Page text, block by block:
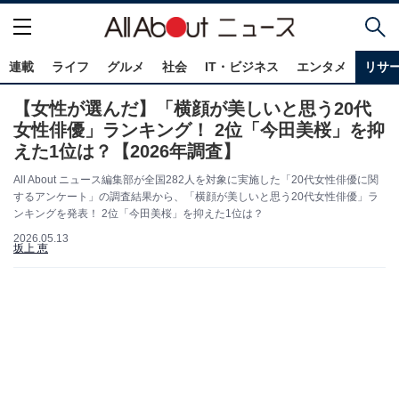
連載 ライフ グルメ 社会 IT・ビジネス エンタメ リサ
【女性が選んだ】「横顔が美しいと思う20代
女性俳優」ランキング！ 2位「今田美桜」を抑
えた1位は？【2026年調査】
All About ニュース編集部が全国282人を対象に実施した「20代女性俳優に関
するアンケート」の調査結果から、「横顔が美しいと思う20代女性俳優」ラ
ンキングを発表！ 2位「今田美桜」を抑えた1位は？
2026.05.13
坂上 恵